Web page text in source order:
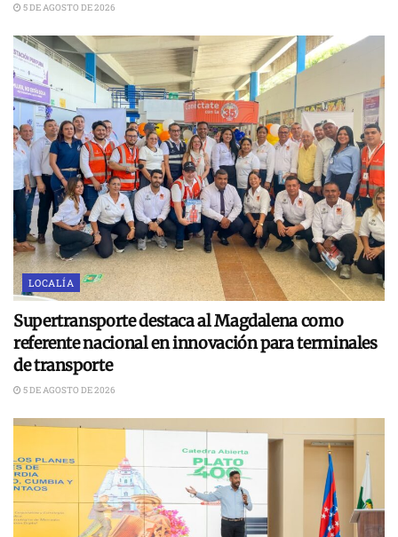
5 DE AGOSTO DE 2026
LOCALÍA
Supertransporte destaca al Magdalena como
referente nacional en innovación para terminales
de transporte
5 DE AGOSTO DE 2026